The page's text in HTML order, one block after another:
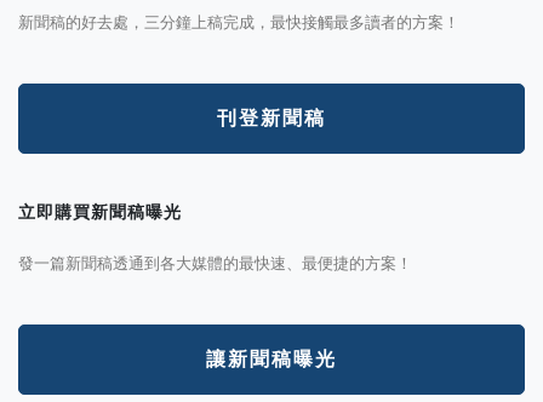
新聞稿的好去處，三分鐘上稿完成，最快接觸最多讀者的方案！
刊登新聞稿
立即購買新聞稿曝光
發一篇新聞稿透通到各大媒體的最快速、最便捷的方案！
讓新聞稿曝光